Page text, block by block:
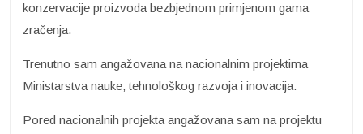
konzervacije proizvoda bezbjednom primjenom gama
zračenja.
Trenutno sam angažovana na nacionalnim projektima
Ministarstva nauke, tehnološkog razvoja i inovacija.
Pored nacionalnih projekta angažovana sam na projektu